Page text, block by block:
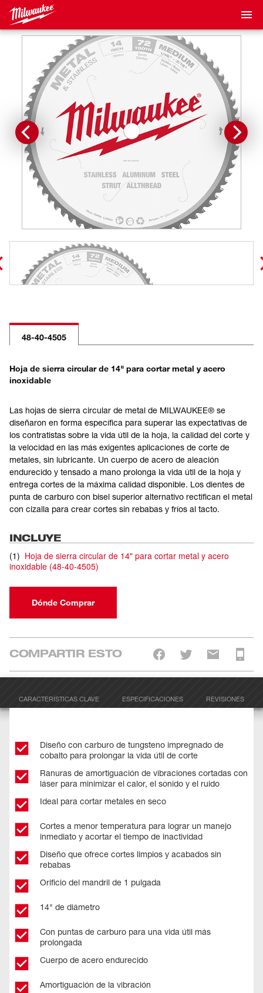
48-40-4505
Hoja de sierra circular de 14" para cortar metal y acero
inoxidable
Las hojas de sierra circular de metal de MILWAUKEE® se
diseñaron en forma específica para superar las expectativas de
los contratistas sobre la vida útil de la hoja, la calidad del corte y
la velocidad en las más exigentes aplicaciones de corte de
metales, sin lubricante. Un cuerpo de acero de aleación
endurecido y tensado a mano prolonga la vida útil de la hoja y
entrega cortes de la máxima calidad disponible. Los dientes de
punta de carburo con bisel superior alternativo rectifican el metal
con cizalla para crear cortes sin rebabas y fríos al tacto.
INCLUYE
(1) Hoja de sierra circular de 14" para cortar metal y acero
inoxidable (48-40-4505)
Dónde Comprar
COMPARTIR ESTO
CARACTERÍSTICAS CLAVE ESPECIFICACIONES REVISIONES
Diseño con carburo de tungsteno impregnado de
cobalto para prolongar la vida útil de corte
Ranuras de amortiguación de vibraciones cortadas con
láser para minimizar el calor, el sonido y el ruido
Ideal para cortar metales en seco
Cortes a menor temperatura para lograr un manejo
inmediato y acortar el tiempo de inactividad
Diseño que ofrece cortes limpios y acabados sin
rebabas
Orificio del mandril de 1 pulgada
14" de diámetro
Con puntas de carburo para una vida útil más
prolongada
Cuerpo de acero endurecido
Amortiguación de la vibración